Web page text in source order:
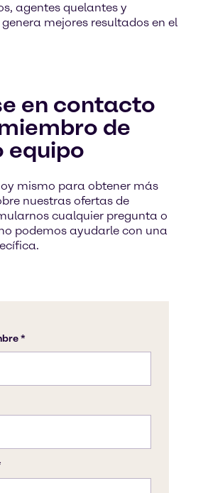
agentes quelantes y
mejores resultados en el
en contacto
de
equipo
mismo para obtener más
nuestras ofertas de
cualquier pregunta o
podemos ayudarle con una